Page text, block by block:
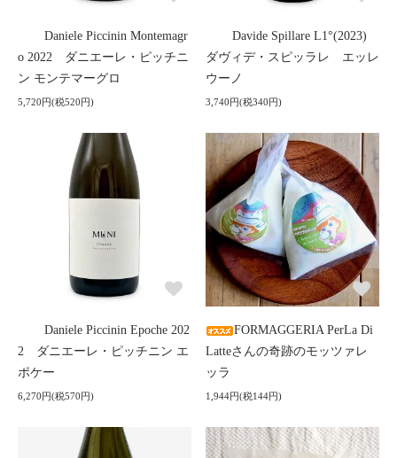
Daniele Piccinin Montemagr
o 2022 ダニエーレ・ピッチニ
ン モンテマーグロ
5,720円(税520円)
Davide Spillare L1°(2023)
ダヴィデ・スピッラレ エッレ
ウーノ
3,740円(税340円)
Daniele Piccinin Epoche 202
2 ダニエーレ・ピッチニン エ
ポケー
6,270円(税570円)
FORMAGGERIA PerLa Di
Latteさんの奇跡のモッツァレ
ッラ
1,944円(税144円)